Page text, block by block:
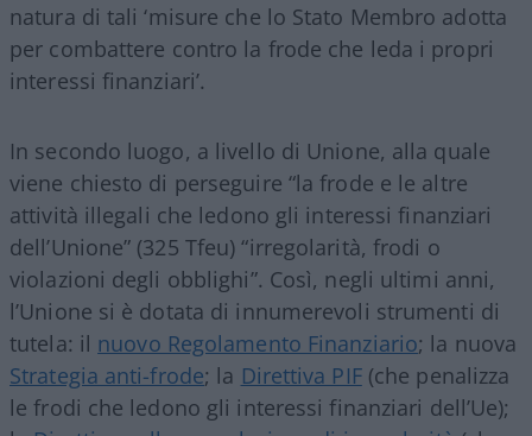
natura di tali ‘misure che lo Stato Membro adotta
per combattere contro la frode che leda i propri
interessi finanziari’.
In secondo luogo, a livello di Unione, alla quale
viene chiesto di perseguire “la frode e le altre
attività illegali che ledono gli interessi finanziari
dell’Unione” (325 Tfeu) “irregolarità, frodi o
violazioni degli obblighi”. Così, negli ultimi anni,
l’Unione si è dotata di innumerevoli strumenti di
tutela: il nuovo Regolamento Finanziario; la nuova
Strategia anti-frode; la Direttiva PIF(che penalizza
le frodi che ledono gli interessi finanziari dell’Ue);